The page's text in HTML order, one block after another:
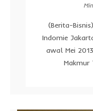
(Berita-
Indomie
awal Mei
Makmur